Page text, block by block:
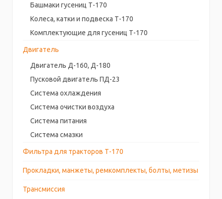
Башмаки гусениц Т-170
Колеса, катки и подвеска Т-170
Комплектующие для гусениц Т-170
Двигатель
Двигатель Д-160, Д-180
Пусковой двигатель ПД-23
Система охлаждения
Система очистки воздуха
Система питания
Система смазки
Фильтра для тракторов Т-170
Прокладки, манжеты, ремкомплекты, болты, метизы
Трансмиссия